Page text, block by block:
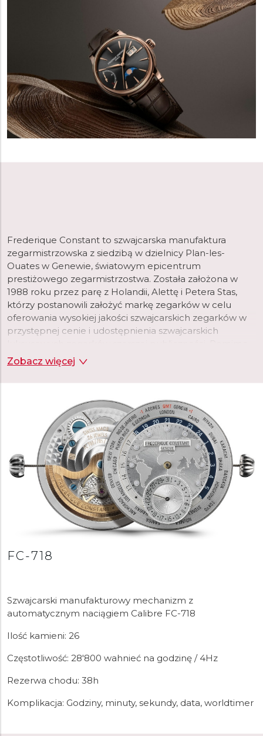
Frederique Constant to szwajcarska manufaktura
zegarmistrzowska z siedzibą w dzielnicy Plan-les-
Ouates w Genewie, światowym epicentrum
prestiżowego zegarmistrzostwa. Została założona w
1988 roku przez parę z Holandii, Alettę i Petera Stas,
którzy postanowili założyć markę zegarków w celu
oferowania wysokiej jakości szwajcarskich zegarków w
przystępnej cenie i udostępnienia szwajcarskich
krótkiej historii, marka szybko osiągnęła dużą
popularność i uznanie. Cztery lata po założeniu marki, w
1992 roku, wprowadzono pierwszą kolekcję zegarków
manufaktura wprowadziła pierwszy zegarek Heart
Beat, wycięcie w tarczy, które ujawnia mechanizm
zegarka i z czasem staje się ikonicznym elementem
W swojej genewskiej manufakturze o powierzchni 6
200 m2, Frederique Constant opracowuje i produkuje
szeroką gamę zegarków mechanicznych, kwarcowych i
inteligentnych. Od 2004 roku, kiedy to marka
wprowadziła swój pierwszy własny mechanizm,
Frederique Constant zaprojektował i opracował do tej
utalentowanemu holenderskiemu zegarmistrzowi
Patek Philippe i przyjął kluczową rolę u boku założycieli
marki, aby rozpocząć opracowywanie kalibrów
złożonymi komplikacjami, takimi jak tourbillon, wieczny
Zobacz więcej
FC-718
Szwajcarski manufakturowy mechanizm z
automatycznym naciągiem Calibre FC-718
Ilość kamieni: 26
Częstotliwość: 28'800 wahnieć na godzinę / 4Hz
Rezerwa chodu: 38h
Komplikacja: Godziny, minuty, sekundy, data, worldtimer